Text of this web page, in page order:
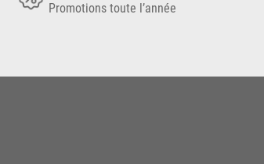
Promotions toute l’année